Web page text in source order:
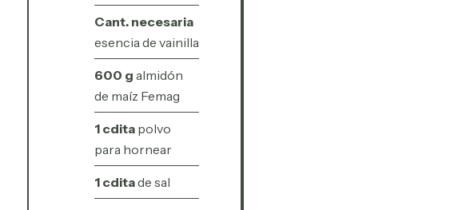
Cant. necesaria
esencia de vainilla
600 g almidón
de maíz Femag
1 cdita polvo
para hornear
1 cditade sal